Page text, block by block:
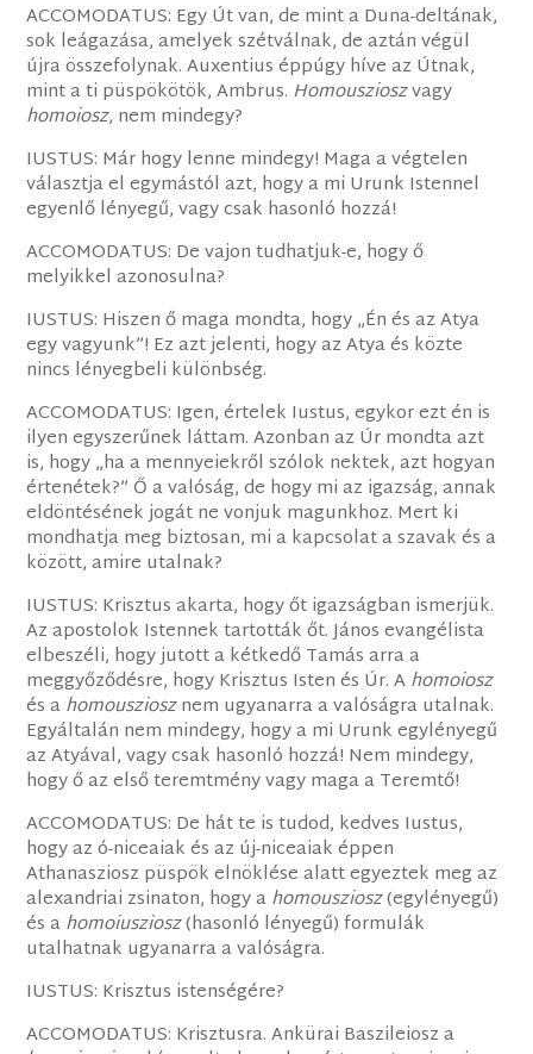
ACCOMODATUS: Egy Út van, de mint a Duna-deltának,
sok leágazása, amelyek szétválnak, de aztán végül
újra összefolynak. Auxentius éppúgy híve az Útnak,
mint a ti püspökötök, Ambrus. Homouszioszvagy
homoiosz, nem mindegy?
IUSTUS: Már hogy lenne mindegy! Maga a végtelen
választja el egymástól azt, hogy a mi Urunk Istennel
egyenlő lényegű, vagy csak hasonló hozzá!
ACCOMODATUS: De vajon tudhatjuk-e, hogy ő
melyikkel azonosulna?
IUSTUS: Hiszen ő maga mondta, hogy „Én és az Atya
egy vagyunk”! Ez azt jelenti, hogy az Atya és közte
nincs lényegbeli különbség.
ACCOMODATUS: Igen, értelek Iustus, egykor ezt én is
ilyen egyszerűnek láttam. Azonban az Úr mondta azt
is, hogy „ha a mennyeiekről szólok nektek, azt hogyan
értenétek?” Ő a valóság, de hogy mi az igazság, annak
eldöntésének jogát ne vonjuk magunkhoz. Mert ki
mondhatja meg biztosan, mi a kapcsolat a szavak és a
között, amire utalnak?
IUSTUS: Krisztus akarta, hogy őt igazságban ismerjük.
Az apostolok Istennek tartották őt. János evangélista
elbeszéli, hogy jutott a kétkedő Tamás arra a
meggyőződésre, hogy Krisztus Isten és Úr. Ahomoiosz
és ahomousziosznem ugyanarra a valóságra utalnak.
Egyáltalán nem mindegy, hogy a mi Urunk egylényegű
az Atyával, vagy csak hasonló hozzá! Nem mindegy,
hogy ő az első teremtmény vagy maga a Teremtő!
ACCOMODATUS: De hát te is tudod, kedves Iustus,
hogy az ó-niceaiak és az új-niceaiak éppen
Athanasziosz püspök elnöklése alatt egyeztek meg az
alexandriai zsinaton, hogy ahomousziosz(egylényegű)
és ahomoiusziosz(hasonló lényegű) formulák
utalhatnak ugyanarra a valóságra.
IUSTUS: Krisztus istenségére?
ACCOMODATUS: Krisztusra. Ankürai Baszileiosz a